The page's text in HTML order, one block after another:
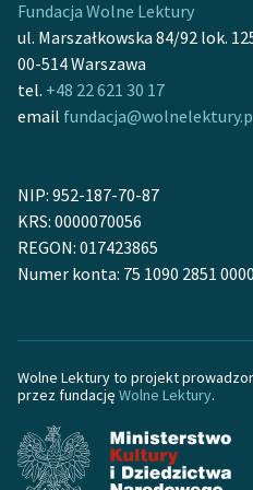
Ręce pełne poezji
Kolekcje edukacyjne
twórców przechodzących
do domeny publicznej,
Odkurzamy bohaterów
Szkoła Poezji Wolnych
Lektur
Kontakt
Zespół
Fundacja Wolne Lektury
ul. Marszałkowska 84/92 lok.
00-514 Warszawa
tel. +48 22 621 30 17
email
NIP: 952-187-70-87
KRS: 0000070056
REGON: 017423865
Numer konta: 75 1090 2851
Wolne Lektury to projekt
przez fundację Wolne Lektury.